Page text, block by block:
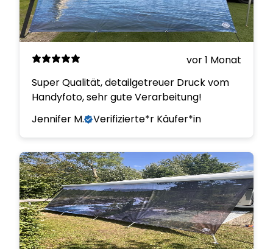
vor 1 Monat
Super Qualität, detailgetreuer Druck vom
Handyfoto, sehr gute Verarbeitung!
Jennifer M.
Verifizierte*r Käufer*in